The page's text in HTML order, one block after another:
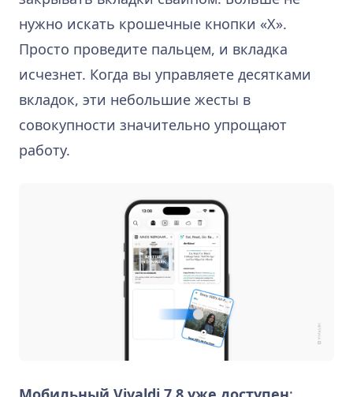
нужно искать крошечные кнопки «X».
Просто проведите пальцем, и вкладка
исчезнет. Когда вы управляете десятками
вкладок, эти небольшие жесты в
совокупности значительно упрощают
работу.